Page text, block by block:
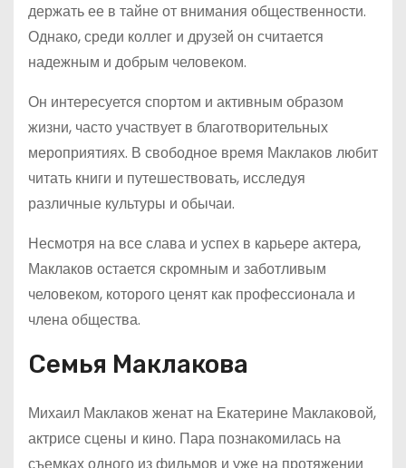
держать ее в тайне от внимания общественности.
Однако, среди коллег и друзей он считается
надежным и добрым человеком.
Он интересуется спортом и активным образом
жизни, часто участвует в благотворительных
мероприятиях. В свободное время Маклаков любит
читать книги и путешествовать, исследуя
различные культуры и обычаи.
Несмотря на все слава и успех в карьере актера,
Маклаков остается скромным и заботливым
человеком, которого ценят как профессионала и
члена общества.
Семья Маклакова
Михаил Маклаков женат на Екатерине Маклаковой,
актрисе сцены и кино. Пара познакомилась на